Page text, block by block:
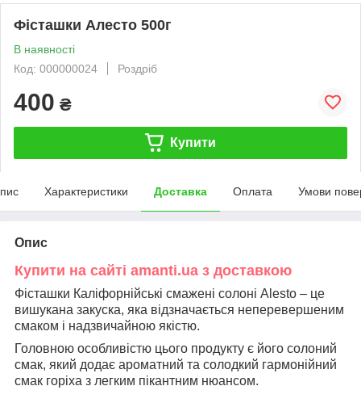
Фісташки Алесто 500г
В наявності
Код: 000000024
Роздріб
400 ₴
Купити
Характеристики Доставка Оплата Умови
Опис
Купити на сайті amanti.ua з доставкою
Фісташки Каліфорнійські смажені солоні Alesto – це
вишукана закуска, яка відзначається неперевершеним
смаком і надзвичайною якістю.
Головною особливістю цього продукту є його солоний
смак, який додає ароматний та солодкий гармонійний
смак горіха з легким пікантним нюансом.